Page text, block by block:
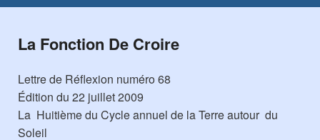
La Fonction De Croire
Lettre de Réflexion numéro 68
Édition du 22 juillet 2009
La Huitième du Cycle annuel de la Terre autour du
Soleil